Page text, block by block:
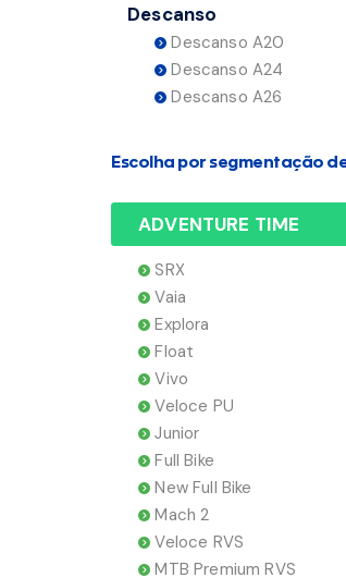
Descanso
Descanso A20
Descanso A24
Descanso A26
Escolha por segmentação
ADVENTURE TIME
SRX
Vaia
Explora
Float
Vivo
Veloce PU
Junior
Full Bike
New Full Bike
Mach 2
Veloce RVS
MTB Premium RVS